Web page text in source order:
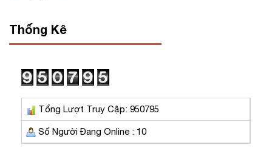
Thống Kê
Tổng Lượt Truy Cập: 950795
Số Người Đang Online : 10